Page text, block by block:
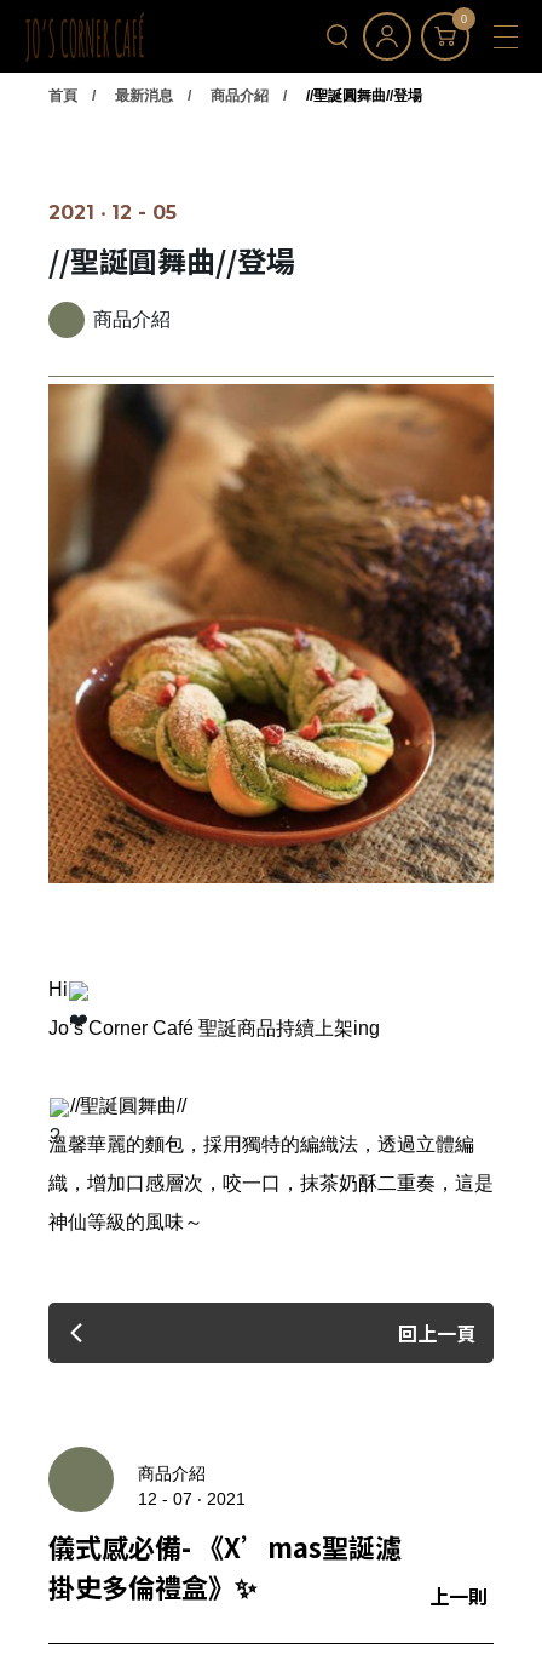
0
首頁 最新消息 商品介紹 //聖誕圓舞曲//登場
2021 ‧ 12 - 05
//聖誕圓舞曲//登場
商品介紹
Hi
Jo’s Corner Café 聖誕商品持續上架ing
//聖誕圓舞曲//
溫馨華麗的麵包，採用獨特的編織法，透過立體編
織，增加口感層次，咬一口，抹茶奶酥二重奏，這是
神仙等級的風味～
回上一頁
商品介紹
12 - 07 ‧ 2021
儀式感必備- 《X’mas聖誕濾
掛史多倫禮盒》✨
上一則